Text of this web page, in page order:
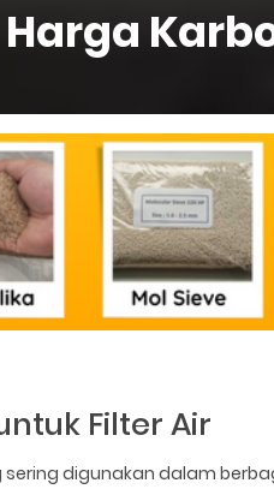
Harga
Filter Air
digunakan dalam